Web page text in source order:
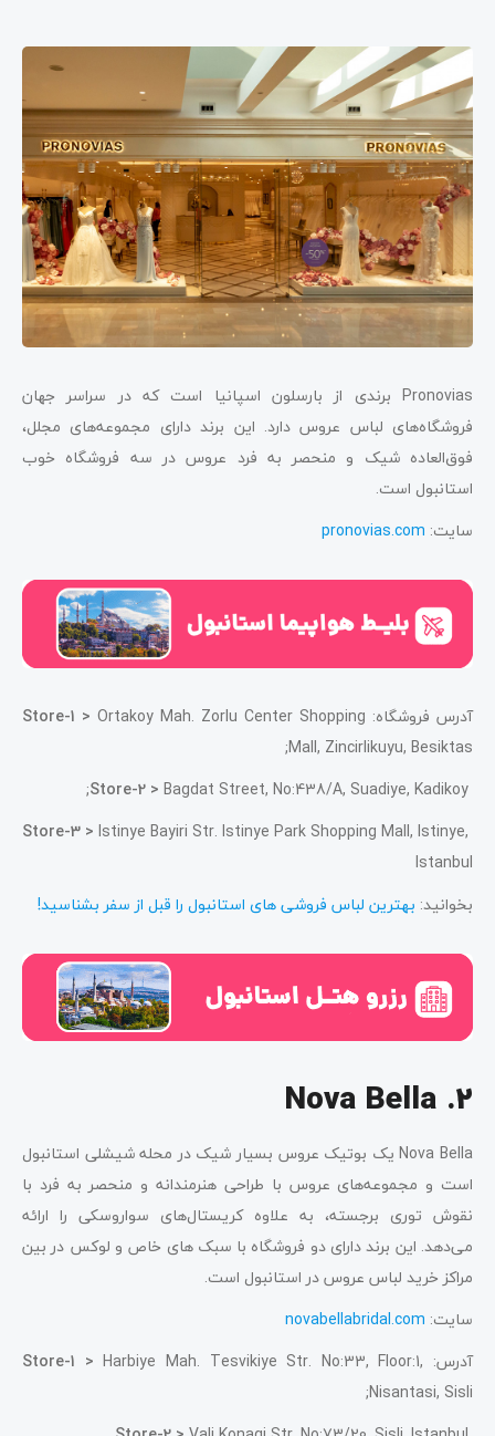
Pronovias برندی از بارسلون اسپانیا است که در سراسر جهان
فروشگاه‌های لباس عروس دارد. این برند دارای مجموعه‌های مجلل،
فوق‌العاده شیک و منحصر به فرد عروس در سه فروشگاه خوب
استانبول است.
سایت: pronovias.com
آدرس فروشگاه: Store-1 > Ortakoy Mah. Zorlu Center Shopping
Mall, Zincirlikuyu, Besiktas;
Store-2 > Bagdat Street, No:438/A, Suadiye, Kadikoy;
Store-3 > Istinye Bayiri Str. Istinye Park Shopping Mall, Istinye,
Istanbul
بخوانید: بهترین لباس فروشی های استانبول را قبل از سفر بشناسید!
2. Nova Bella
Nova Bella یک بوتیک عروس بسیار شیک در محله شیشلی استانبول
است و مجموعه‌های عروس با طراحی هنرمندانه و منحصر به فرد با
نقوش توری برجسته، به علاوه کریستال‌های سواروسکی را ارائه
می‌دهد. این برند دارای دو فروشگاه با سبک های خاص و لوکس در بین
مراکز خرید لباس عروس در استانبول است.
سایت: novabellabridal.com
آدرس:
Store-1 > Harbiye Mah. Tesvikiye Str. No:33, Floor:1,
Nisantasi, Sisli;